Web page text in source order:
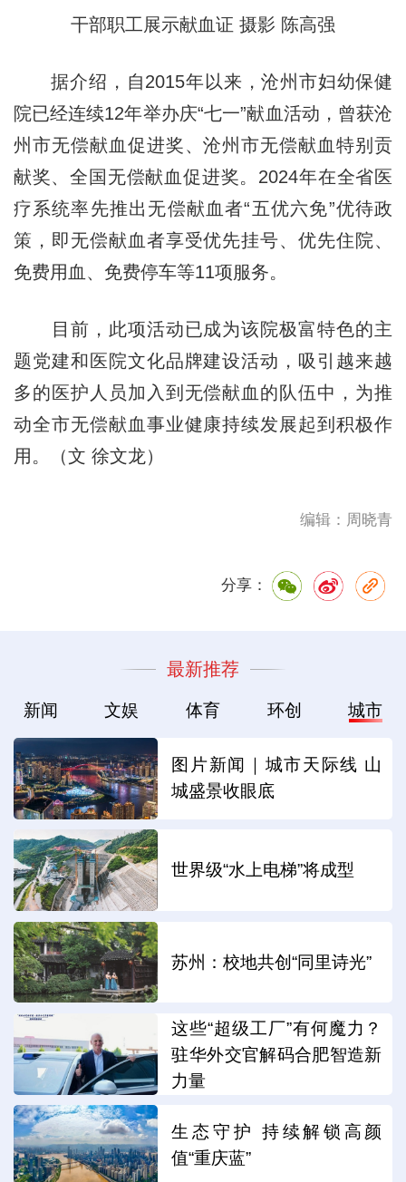
干部职工展示献血证 摄影 陈高强
据介绍，自2015年以来，沧州市妇幼保健
院已经连续12年举办庆“七一”献血活动，曾获沧
州市无偿献血促进奖、沧州市无偿献血特别贡
献奖、全国无偿献血促进奖。2024年在全省医
疗系统率先推出无偿献血者“五优六免”优待政
策，即无偿献血者享受优先挂号、优先住院、
免费用血、免费停车等11项服务。
目前，此项活动已成为该院极富特色的主
题党建和医院文化品牌建设活动，吸引越来越
多的医护人员加入到无偿献血的队伍中，为推
动全市无偿献血事业健康持续发展起到积极作
用。（文 徐文龙）
编辑：周晓青
分享：
最新推荐
新闻 文娱 体育 环创 城市
图片新闻｜城市天际线 山
城盛景收眼底
世界级“水上电梯”将成型
苏州：校地共创“同里诗光”
这些“超级工厂”有何魔力？
驻华外交官解码合肥智造新
力量
生态守护 持续解锁高颜
值“重庆蓝”